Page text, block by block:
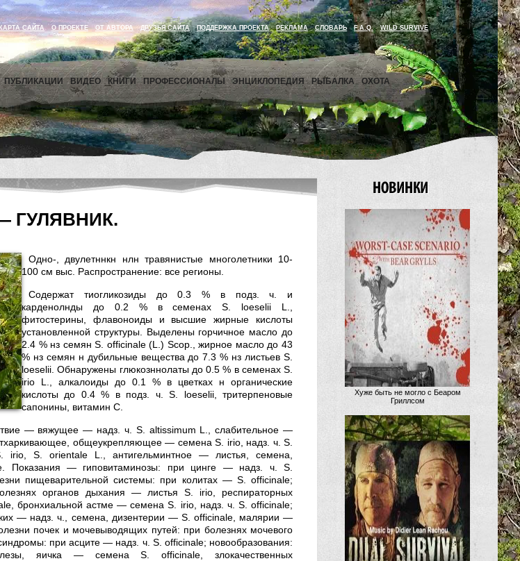
КАРТА САЙТА О ПРОЕКТЕ ОТ АВТОРА ДРУЗЬЯ САЙТА ПОДДЕРЖКА ПРОЕКТА РЕКЛАМА СЛОВАРЬ F.A.Q. WILD SURVIVE
ПУБЛИКАЦИИ ВИДЕО КНИГИ ПРОФЕССИОНАЛЫ ЭНЦИКЛОПЕДИЯ РЫБАЛКА ОХОТА
— ГУЛЯВНИК.
Одно-, двулетннкн нлн травянистые многолетники 10-
100 см выс. Распространение: все регионы.
Содержат тиогликозиды до 0.3 % в подз. ч. и
карденолнды до 0.2 % в семенах S. loeselii L.,
фитостерины, флавоноиды и высшие жирные кислоты
установленной структуры. Выделены горчичное масло до
2.4 % нз семян S. officinale (L.) Scop., жирное масло до 43
% нз семян н дубильные вещества до 7.3 % нз листьев S.
loeselii. Обнаружены глюкозннолаты до 0.5 % в семенах S.
irio L., алкалоиды до 0.1 % в цветках н органические
кислоты до 0.4 % в подз. ч. S. loeselii, тритерпеновые
сапонины, витамин С.
— вяжущее — надз. ч. S. altissimum L., слабительное —
общеукрепляющее — семена S. irio, надз. ч. S.
S. orientale L., антигельминтное — листья, семена,
Показания — гиповитаминозы: при цинге — надз. ч. S.
пищеварительной системы: при колитах — S. officinale;
органов дыхания — листья S. irio, респираторных
бронхиальной астме — семена S. irio, надз. ч. S. officinale;
— надз. ч., семена, дизентерии — S. officinale, малярии —
почек и мочевыводящих путей: при болезнях мочевого
при асците — надз. ч. S. officinale; новообразования:
яичка — семена S. officinale, злокачественных
Хуже быть не могло с Беаром
Гриллсом